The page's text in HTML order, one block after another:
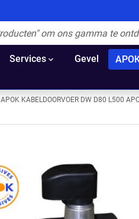
Services Gevel
APOK KABELDOORVOER DW D80 L500